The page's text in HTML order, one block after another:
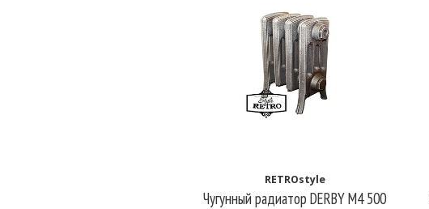
RETROstyle
Чугунный радиатор DERBY M4 500